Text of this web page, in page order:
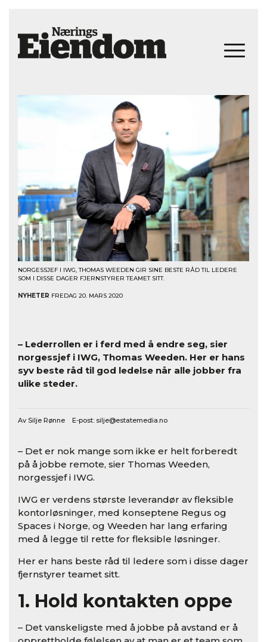
NORGESSJEF I IWG, THOMAS WEEDEN GIR SINE BESTE RÅD TIL LEDERE
SOM I DISSE DAGER FJERNSTYRER TEAMET SITT.
NYHETER FREDAG 20. MARS 2020
– Lederrollen er i ferd med å endre seg, sier
norgessjef i IWG, Thomas Weeden. Her er hans
syv beste råd til god ledelse når alle jobber fra
ulike steder.
Av Silje Rønne E-post: silje@estatemedia.no
– Det er nok mange som ikke er helt forberedt
på å jobbe remote, sier Thomas Weeden,
norgessjef i IWG.
IWG er verdens største leverandør av fleksible
kontorløsninger, med konseptene Regus og
Spaces i Norge, og Weeden har lang erfaring
med å legge til rette for fleksible løsninger.
Her er hans beste råd til ledere som i disse dager
fjernstyrer teamet sitt.
1. Hold kontakten oppe
– Det vanskeligste med å jobbe på avstand er å